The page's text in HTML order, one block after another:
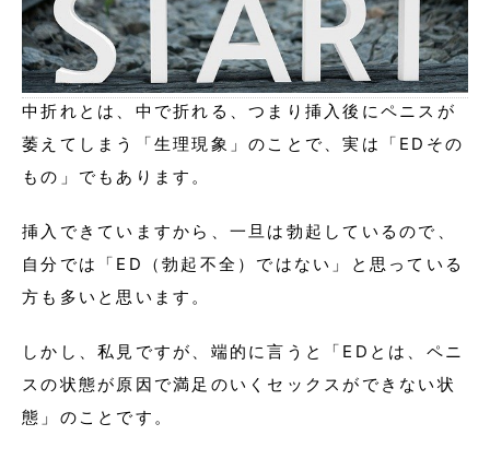
中折れとは、中で折れる、つまり挿入後にペニスが
萎えてしまう「生理現象」のことで、実は「EDその
もの」でもあります。
挿入できていますから、一旦は勃起しているので、
自分では「ED（勃起不全）ではない」と思っている
方も多いと思います。
しかし、私見ですが、端的に言うと「EDとは、ペニ
スの状態が原因で満足のいくセックスができない状
態」のことです。